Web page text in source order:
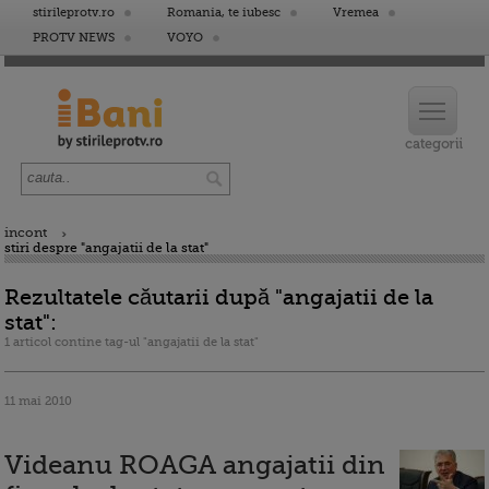
stirileprotv.ro Romania, te iubesc
Vremea
PROTV NEWS
VOYO
incont
stiri despre "angajatii de la stat"
Rezultatele căutarii după "angajatii de la
stat":
1 articol contine tag-ul "angajatii de la stat"
11 mai 2010
Videanu ROAGA angajatii din